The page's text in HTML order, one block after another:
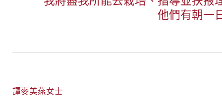
他們有朝一
譚麥美燕女士